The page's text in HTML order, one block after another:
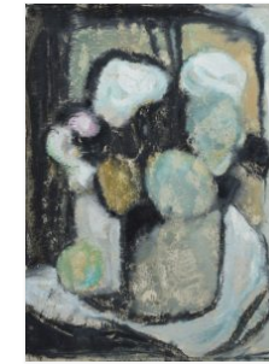
August Lange-
Ludwig (Luis) Neu
Ferdinand Springer
Arne Siegfried
Curt Wittenbecher
Weitere Künstler
Unbekannt